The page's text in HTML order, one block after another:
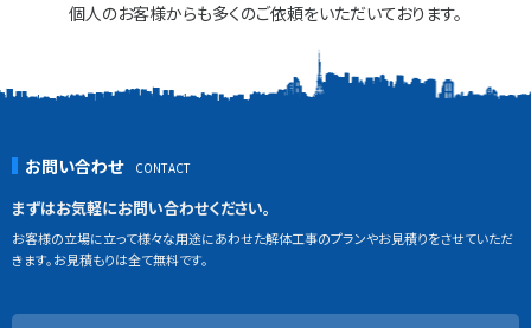
個人のお客様からも多くのご依頼をいただいております。
お問い合わせ
まずはお気軽にお問い合わせください。
お客様の立場に立って様々な用途にあわせた解体工事のプランやお見積りをさせていただ
きます。お見積もりは全て無料です。